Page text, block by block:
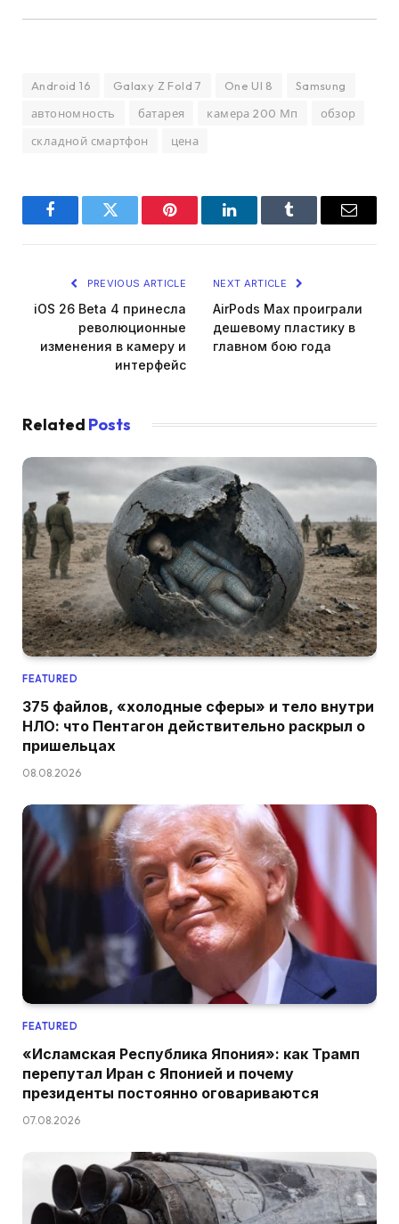
Android 16 Galaxy Z Fold 7 One UI 8
Samsung
автономность
батарея камера 200 Мп
обзор
складной смартфон
цена
FacebookTwitter Pinterest LinkedInTumblr Email
PREVIOUS ARTICLE
iOS 26 Beta 4 принесла
революционные
изменения в камеру и
интерфейс
NEXT ARTICLE
AirPods Max проиграли
дешевому пластику в
главном бою года
Related Posts
FEATURED
375 файлов, «холодные сферы» и тело внутри
НЛО: что Пентагон действительно раскрыл о
пришельцах
08.08.2026
FEATURED
«Исламская Республика Япония»: как Трамп
перепутал Иран с Японией и почему
президенты постоянно оговариваются
07.08.2026